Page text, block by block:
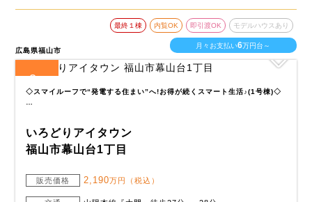
広島県福山市
最終１棟 内覧OK 即引渡OK モデルハウスあり
月々お支払い6万円台～
3
◇スマイルーフで“発電する住まい”へ!お得が続くスマート生活♪(1号棟)◇
いろどりアイタウン
福山市幕山台1丁目
販売価格 2,190万円（税込）